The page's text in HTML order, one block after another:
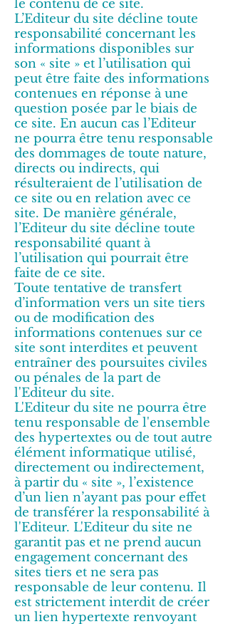
le contenu de ce site.
L’Editeur du site décline toute
responsabilité concernant les
informations disponibles sur
son « site » et l’utilisation qui
peut être faite des informations
contenues en réponse à une
question posée par le biais de
ce site. En aucun cas l’Editeur
ne pourra être tenu responsable
des dommages de toute nature,
directs ou indirects, qui
résulteraient de l’utilisation de
ce site ou en relation avec ce
site. De manière générale,
l’Editeur du site décline toute
responsabilité quant à
l’utilisation qui pourrait être
faite de ce site.
Toute tentative de transfert
d’information vers un site tiers
ou de modification des
informations contenues sur ce
site sont interdites et peuvent
entraîner des poursuites civiles
ou pénales de la part de
l'Editeur du site.
L'Editeur du site ne pourra être
tenu responsable de l'ensemble
des hypertextes ou de tout autre
élément informatique utilisé,
directement ou indirectement,
à partir du « site », l’existence
d’un lien n’ayant pas pour effet
de transférer la responsabilité à
l'Editeur. L'Editeur du site ne
garantit pas et ne prend aucun
engagement concernant des
sites tiers et ne sera pas
responsable de leur contenu. Il
est strictement interdit de créer
un lien hypertexte renvoyant